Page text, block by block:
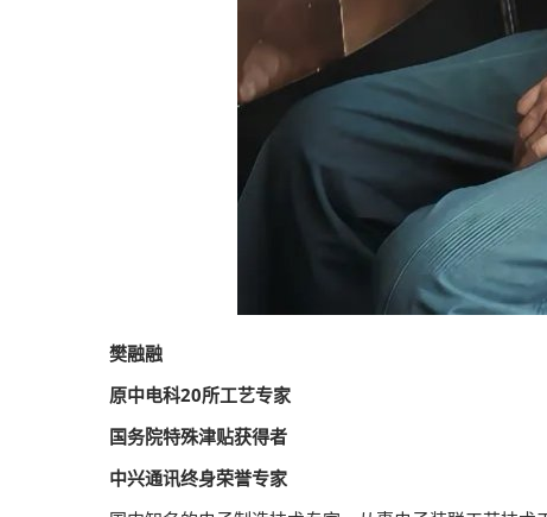
樊融融
原中电科20所工艺专家
国务院特殊津贴获得者
中兴通讯终身荣誉专家